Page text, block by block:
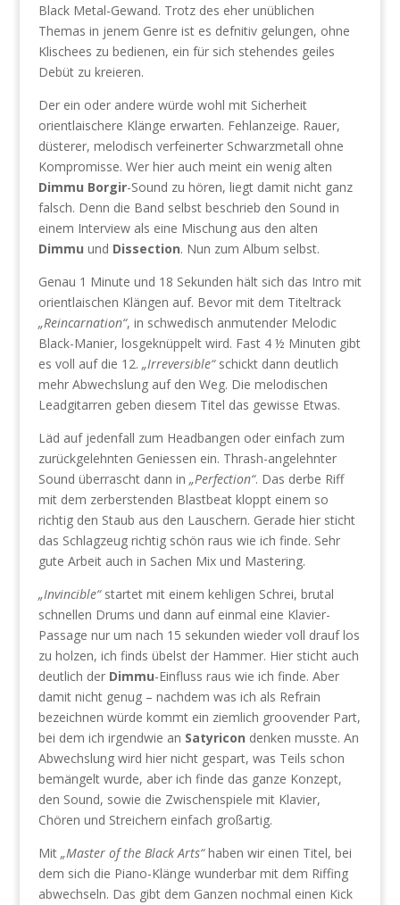
Black Metal-Gewand. Trotz des eher unüblichen
Themas in jenem Genre ist es defnitiv gelungen, ohne
Klischees zu bedienen, ein für sich stehendes geiles
Debüt zu kreieren.
Der ein oder andere würde wohl mit Sicherheit
orientlaischere Klänge erwarten. Fehlanzeige. Rauer,
düsterer, melodisch verfeinerter Schwarzmetall ohne
Kompromisse. Wer hier auch meint ein wenig alten
Dimmu Borgir-Sound zu hören, liegt damit nicht ganz
falsch. Denn die Band selbst beschrieb den Sound in
einem Interview als eine Mischung aus den alten
Dimmu und Dissection. Nun zum Album selbst.
Genau 1 Minute und 18 Sekunden hält sich das Intro mit
orientlaischen Klängen auf. Bevor mit dem Titeltrack
„Reincarnation“, in schwedisch anmutender Melodic
Black-Manier, losgeknüppelt wird. Fast 4 ½ Minuten gibt
es voll auf die 12. „Irreversible“schickt dann deutlich
mehr Abwechslung auf den Weg. Die melodischen
Leadgitarren geben diesem Titel das gewisse Etwas.
Läd auf jedenfall zum Headbangen oder einfach zum
zurückgelehnten Geniessen ein. Thrash-angelehnter
Sound überrascht dann in „Perfection“. Das derbe Riff
mit dem zerberstenden Blastbeat kloppt einem so
richtig den Staub aus den Lauschern. Gerade hier sticht
das Schlagzeug richtig schön raus wie ich finde. Sehr
gute Arbeit auch in Sachen Mix und Mastering.
„Invincible“startet mit einem kehligen Schrei, brutal
schnellen Drums und dann auf einmal eine Klavier-
Passage nur um nach 15 sekunden wieder voll drauf los
zu holzen, ich finds übelst der Hammer. Hier sticht auch
deutlich der Dimmu-Einfluss raus wie ich finde. Aber
damit nicht genug – nachdem was ich als Refrain
bezeichnen würde kommt ein ziemlich groovender Part,
bei dem ich irgendwie an Satyricon denken musste. An
Abwechslung wird hier nicht gespart, was Teils schon
bemängelt wurde, aber ich finde das ganze Konzept,
den Sound, sowie die Zwischenspiele mit Klavier,
Chören und Streichern einfach großartig.
Mit „Master of the Black Arts“haben wir einen Titel, bei
dem sich die Piano-Klänge wunderbar mit dem Riffing
abwechseln. Das gibt dem Ganzen nochmal einen Kick